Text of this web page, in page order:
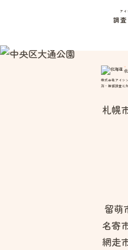
アイ
調
株式会社アイシ
所・探偵調査に
札幌
留萌
名寄
網走